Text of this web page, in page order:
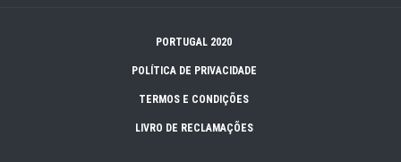
PORTUGAL 2020
POLÍTICA DE PRIVACIDADE
TERMOS E CONDIÇÕES
LIVRO DE RECLAMAÇÕES